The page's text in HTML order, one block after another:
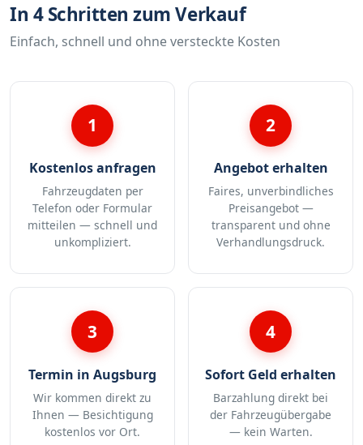
In 4 Schritten zum Verkauf
Einfach, schnell und ohne versteckte Kosten
1
Kostenlos anfragen
Fahrzeugdaten per
Telefon oder Formular
mitteilen — schnell und
unkompliziert.
2
Angebot erhalten
Faires, unverbindliches
Preisangebot —
transparent und ohne
Verhandlungsdruck.
3
Termin in Augsburg
Wir kommen direkt zu
Ihnen — Besichtigung
kostenlos vor Ort.
4
Sofort Geld erhalten
Barzahlung direkt bei
der Fahrzeugübergabe
— kein Warten.